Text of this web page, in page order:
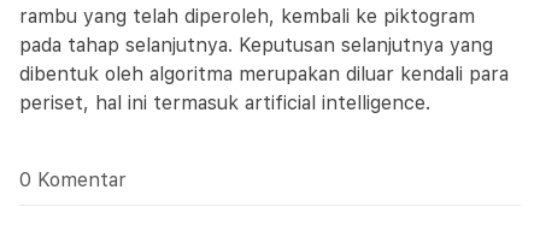
rambu yang telah diperoleh, kembali ke piktogram
pada tahap selanjutnya. Keputusan selanjutnya yang
dibentuk oleh algoritma merupakan diluar kendali para
periset, hal ini termasuk artificial intelligence.
0 Komentar